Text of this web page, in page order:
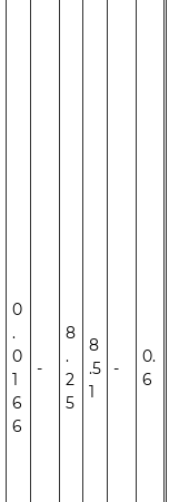
0
.
0
1
6
6
-
8
.
2
5
8
.5
1
-
0.
6